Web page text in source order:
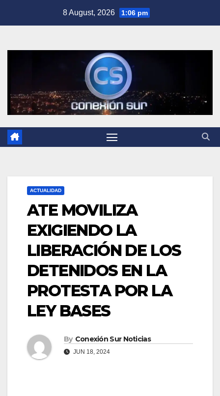
8 August, 2026 1:06 pm
ACTUALIDAD
ATE MOVILIZA
EXIGIENDO LA
LIBERACIÓN DE LOS
DETENIDOS EN LA
PROTESTA POR LA
LEY BASES
By Conexión Sur Noticias
JUN 18, 2024